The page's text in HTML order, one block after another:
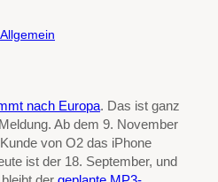
Allgemein
nach Europa. Das ist ganz
Ab dem 9. November
von O2 das iPhone
ist der 18. September, und